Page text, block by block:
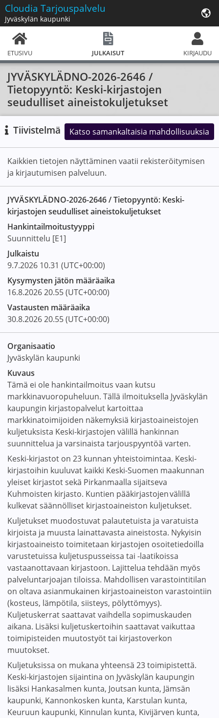
Cloudia Tarjouspalvelu
Jyväskylän kaupunki
ETUSIVU JULKAISUT KIRJAUDU
JYVÄSKYLÄDNO-2026-2646 /
Tietopyyntö: Keski-kirjastojen
seudulliset aineistokuljetukset
Tiivistelmä Katso samankaltaisia mahdollisuuksia
Kaikkien tietojen näyttäminen vaatii rekisteröitymisen
ja kirjautumisen palveluun.
JYVÄSKYLÄDNO-2026-2646 / Tietopyyntö: Keski-
kirjastojen seudulliset aineistokuljetukset
Hankintailmoitus­tyyppi
Suunnittelu [E1]
Julkaistu
9.7.2026 10.31 (UTC+00:00)
Kysymysten jätön määräaika
16.8.202620.55(UTC+00:00)
Vastausten määräaika
30.8.202620.55(UTC+00:00)
Organisaatio
Jyväskylän kaupunki
Kuvaus
Tämä ei ole hankintailmoitus vaan kutsu
markkinavuoropuheluun. Tällä ilmoituksella Jyväskylän
kaupungin kirjastopalvelut kartoittaa
markkinatoimijoiden näkemyksiä kirjastoaineistojen
kuljetuksista Keski-kirjastojen välillä hankinnan
suunnittelua ja varsinaista tarjouspyyntöä varten.
Keski-kirjastot on 23 kunnan yhteistoimintaa. Keski-
kirjastoihin kuuluvat kaikki Keski-Suomen maakunnan
yleiset kirjastot sekä Pirkanmaalla sijaitseva
Kuhmoisten kirjasto. Kuntien pääkirjastojen välillä
kulkevat säännölliset kirjastoaineiston kuljetukset.
Kuljetukset muodostuvat palautetuista ja varatuista
kirjoista ja muusta lainattavasta aineistosta. Nykyisin
kirjastoaineisto toimitetaan kirjastojen osoitetiedoilla
varustetuissa kuljetuspusseissa tai -laatikoissa
vastaanottavaan kirjastoon. Lajittelua tehdään myös
palveluntarjoajan tiloissa. Mahdollisen varastointitilan
on oltava asianmukainen kirjastoaineiston varastointiin
(kosteus, lämpötila, siisteys, pölyttömyys).
Kuljetuskerrat saattavat vaihdella sopimuskauden
aikana. Lisäksi kuljetuskertoihin saattavat vaikuttaa
toimipisteiden muutostyöt tai kirjastoverkon
muutokset.
Kuljetuksissa on mukana yhteensä 23 toimipistettä.
Keski-kirjastojen sijaintina on Jyväskylän kaupungin
lisäksi Hankasalmen kunta, Joutsan kunta, Jämsän
kaupunki, Kannonkosken kunta, Karstulan kunta,
Keuruun kaupunki, Kinnulan kunta, Kivijärven kunta,